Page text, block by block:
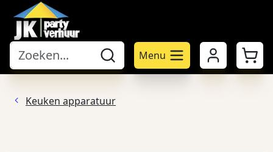
Menu Mijn account
Keuken apparatuur